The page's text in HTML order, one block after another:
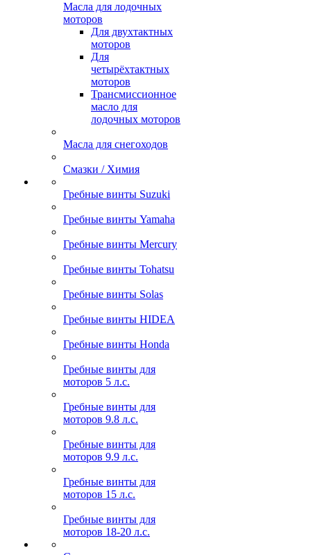
Масла для лодочных
моторов
Для двухтактных
моторов
Для
четырёхтактных
моторов
Трансмиссионное
масло для
лодочных моторов
Масла для снегоходов
Смазки / Химия
Гребные винты Suzuki
Гребные винты Yamaha
Гребные винты Mercury
Гребные винты Tohatsu
Гребные винты Solas
Гребные винты HIDEA
Гребные винты Honda
Гребные винты для
моторов 5 л.с.
Гребные винты для
моторов 9.8 л.с.
Гребные винты для
моторов 9.9 л.с.
Гребные винты для
моторов 15 л.с.
Гребные винты для
моторов 18-20 л.с.